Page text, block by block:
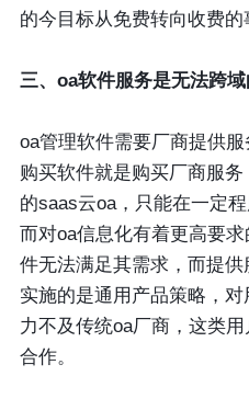
的今目标从免费转向收费的
三、oa软件服务是无法跨
oa管理软件需要厂商提供
购买软件就是购买厂商服
的saas云oa，只能在一定
而对oa信息化有着更高要
件无法满足其需求，而提
实施的是通用产品策略，
力不及传统oa厂商，这类
合作。